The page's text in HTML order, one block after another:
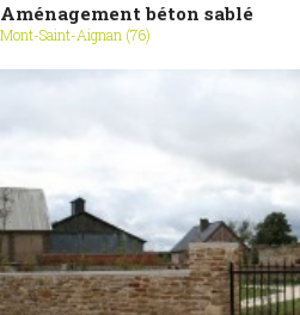
Aménagement béton sablé
Mont-Saint-Aignan (76)